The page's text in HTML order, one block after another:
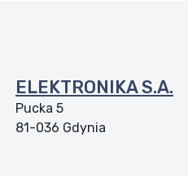
ELEKTRONIKA S.A.
Pucka 5
81-036 Gdynia